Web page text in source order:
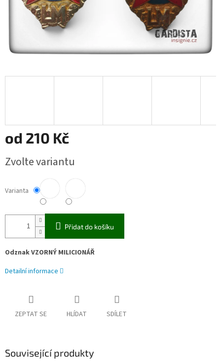
od 210 Kč
cena:
Zvolte variantu
Varianta
Přidat do košíku
Odznak VZORNÝ MILICIONÁŘ
Detailní informace
ZEPTAT SE HLÍDAT SDÍLET
Související produkty